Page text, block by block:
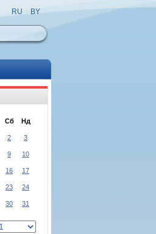
RU BY
Сб Нд
2 3
9 10
16 17
23 24
30 31